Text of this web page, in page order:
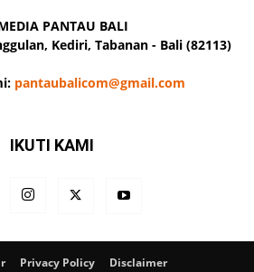
PANTAU BALI
Kediri, Tabanan - Bali (82113)
pantaubalicom@gmail.com
IKUTI KAMI
Privacy Policy Disclaimer